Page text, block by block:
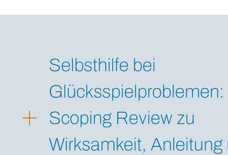
Selbsthilfe bei
Glücksspielproblemen:
Scoping Review zu
Wirksamkeit, Anleitung